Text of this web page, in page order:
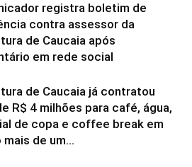
registra boletim de
contra assessor da
de Caucaia após
em rede social
de Caucaia já contratou
R$ 4 milhões para café, água,
de copa e coffee break em
de um...